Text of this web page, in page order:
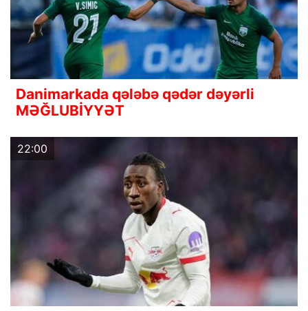
Danimarkada qələbə qədər dəyərli
MƏĞLUBİYYƏT
22:00